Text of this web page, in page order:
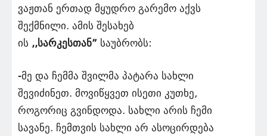
ვაჟთან ერთად მყუდრო გარემო აქვს
შექმნილი. ამის შესახებ
ის ,,სარკესთან” საუბრობს:
-მე და ჩემმა შვილმა პატარა სახლი
შევიძინეთ. მოვიწყვეთ ისეთი კუთხე,
როგორიც გვინდოდა. სახლი არის ჩემი
სავანე. ჩემთვის სახლი არ ასოცირდება